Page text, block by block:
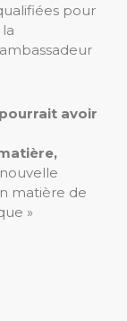
pour
pourrait avoir
matière de
»